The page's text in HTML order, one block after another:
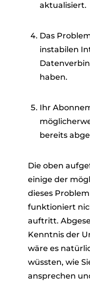
aktualisiert.
Das
instabilen
haben.
Ihr
bereits
Die oben
einige der
dieses
funktioniert
auftritt.
Kenntnis der
wäre es
wüssten, wie
ansprechen